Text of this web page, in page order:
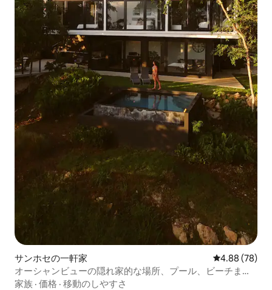
サンホセの一軒家 レビュー78
4.88 (78)
オーシャンビューの隠れ家的な場所、プール、ビーチまで
ハイキング、ソーラーパワー
家族 · 価格 · 移動のしやすさ